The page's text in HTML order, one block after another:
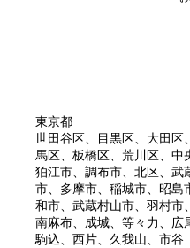
東京都
世田谷区、目黒区、大田区
馬区、板橋区、荒川区、中
狛江市、調布市、北区、武
市、多摩市、稲城市、昭島
和市、武蔵村山市、羽村市
南麻布、成城、等々力、広
駒込、西片、久我山、市谷